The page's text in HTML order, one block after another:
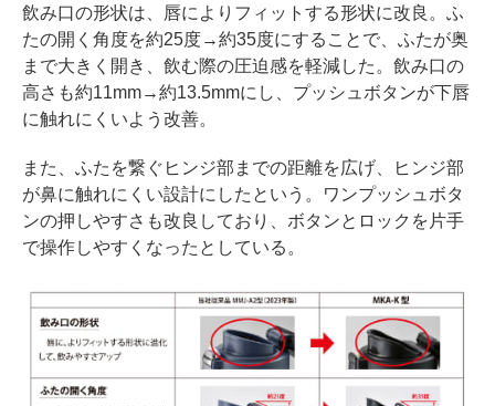
飲み口の形状は、唇によりフィットする形状に改良。ふ
たの開く角度を約25度→約35度にすることで、ふたが奥
まで大きく開き、飲む際の圧迫感を軽減した。飲み口の
高さも約11mm→約13.5mmにし、プッシュボタンが下唇
に触れにくいよう改善。
また、ふたを繋ぐヒンジ部までの距離を広げ、ヒンジ部
が鼻に触れにくい設計にしたという。ワンプッシュボタ
ンの押しやすさも改良しており、ボタンとロックを片手
で操作しやすくなったとしている。